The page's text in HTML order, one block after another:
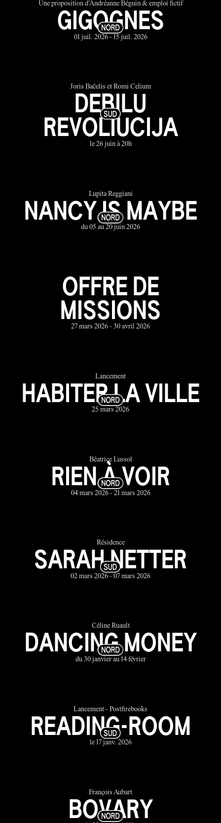
Une proposition d'Andréanne Béguin & emploi fictif
GIGOGNES
01 juil. 2026 - 15 juil. 2026
Joris Bačelis et Romi Celium
DEBILU
REVOLIUCIJA
le 26 juin à 20h
Lupita Reggiani
NANCY IS MAYBE
du 05 au 20 juin 2026
OFFRE DE
MISSIONS
27 mars 2026 - 30 avril 2026
Lancement
HABITER LA VILLE
25 mars 2026
Béatrice Lussol
RIEN À VOIR
04 mars 2026 - 21 mars 2026
Résidence
SARAH NETTER
02 mars 2026 - 07 mars 2026
Céline Ruault
DANCING MONEY
du 30 janvier au 14 février
Lancement - Postfirebooks
READING-ROOM
le 17 janv. 2026
François Aubart
BOVARY